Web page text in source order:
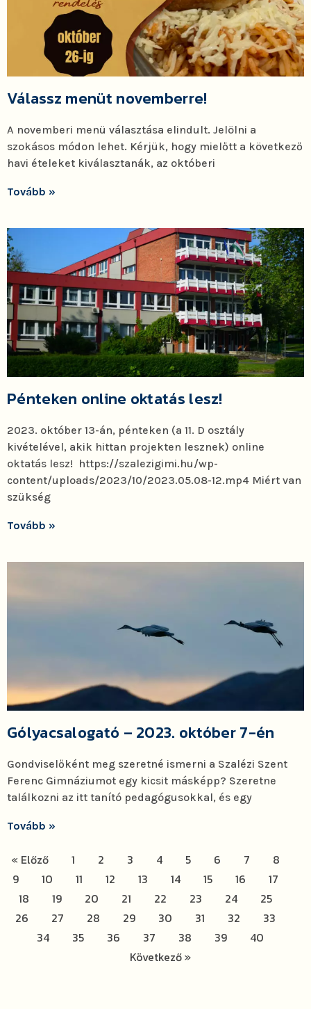
Válassz menüt novemberre!
A novemberi menü választása elindult. Jelölni a
szokásos módon lehet. Kérjük, hogy mielőtt a következő
havi ételeket kiválasztanák, az októberi
Tovább »
Pénteken online oktatás lesz!
2023. október 13-án, pénteken (a 11. D osztály
kivételével, akik hittan projekten lesznek) online
oktatás lesz! https://szalezigimi.hu/wp-
content/uploads/2023/10/2023.05.08-12.mp4 Miért van
szükség
Tovább »
Gólyacsalogató – 2023. október 7-én
Gondviselőként meg szeretné ismerni a Szalézi Szent
Ferenc Gimnáziumot egy kicsit másképp? Szeretne
találkozni az itt tanító pedagógusokkal, és egy
Tovább »
« Előző 1 2 3 4 5 6 7
8
9
10 11 12 13 14 15 16
17
18
19 20 21 22 23 24
25
26
27 28 29 30 31 32
33
34
35 36 37 38 39
40
Következő »